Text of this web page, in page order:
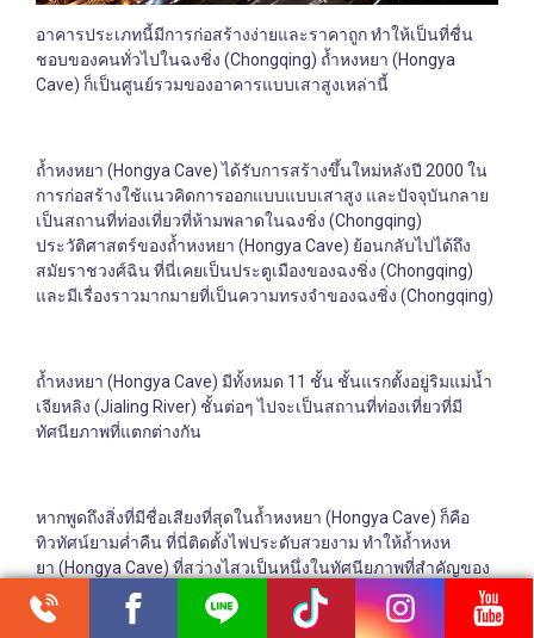
อาคารประเภทนี้มีการก่อสร้างง่ายและราคาถูก ทำให้เป็นที่ชื่น
ชอบของคนทั่วไปในฉงชิ่ง (Chongqing) ถ้ำหงหยา (Hongya
Cave) ก็เป็นศูนย์รวมของอาคารแบบเสาสูงเหล่านี้
ถ้ำหงหยา (Hongya Cave) ได้รับการสร้างขึ้นใหม่หลังปี 2000 ใน
การก่อสร้างใช้แนวคิดการออกแบบแบบเสาสูง และปัจจุบันกลาย
เป็นสถานที่ท่องเที่ยวที่ห้ามพลาดในฉงชิ่ง (Chongqing)
ประวัติศาสตร์ของถ้ำหงหยา (Hongya Cave) ย้อนกลับไปได้ถึง
สมัยราชวงศ์ฉิน ที่นี่เคยเป็นประตูเมืองของฉงชิ่ง (Chongqing)
และมีเรื่องราวมากมายที่เป็นความทรงจำของฉงชิ่ง (Chongqing)
ถ้ำหงหยา (Hongya Cave) มีทั้งหมด 11 ชั้น ชั้นแรกตั้งอยู่ริมแม่น้ำ
เจียหลิง (Jialing River) ชั้นต่อๆ ไปจะเป็นสถานที่ท่องเที่ยวที่มี
ทัศนียภาพที่แตกต่างกัน
หากพูดถึงสิ่งที่มีชื่อเสียงที่สุดในถ้ำหงหยา (Hongya Cave) ก็คือ
ทิวทัศน์ยามค่ำคืน ที่นี่ติดตั้งไฟประดับสวยงาม ทำให้ถ้ำหงห
ยา (Hongya Cave) ที่สว่างไสวเป็นหนึ่งในทัศนียภาพที่สำคัญของ
ฉงชิ่ง (Chongqing) ที่ไม่เคยหลับ
0.048281s